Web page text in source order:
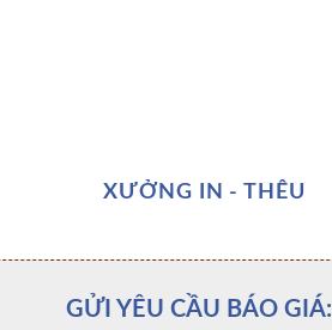
XƯỞNG IN - THÊU
GỬI YÊU CẦU BÁO GIÁ: